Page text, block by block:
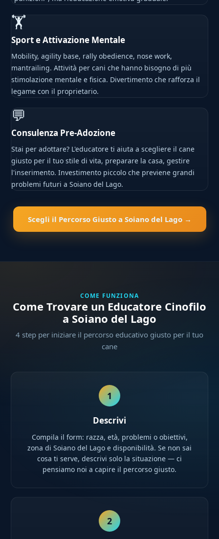
🏋
Sport e Attivazione Mentale
Mobility, agility base, rally obedience, nose work,
mantrailing. Attività per cani che hanno bisogno di più
stimolazione mentale e fisica. Divertimento che rafforza il
legame con il proprietario.
💬
Consulenza Pre-Adozione
Stai per adottare? L'educatore ti aiuta a scegliere il cane
giusto per il tuo stile di vita, preparare la casa, gestire
l'inserimento. Investimento piccolo che previene grandi
problemi futuri a Soiano del Lago.
Scegli il Percorso Giusto a Soiano del Lago →
COME FUNZIONA
Come Trovare un Educatore Cinofilo
a Soiano del Lago
4 step per iniziare il percorso educativo giusto per il tuo
cane
1
Descrivi
Compila il form: razza, età, problemi o obiettivi,
zona di Soiano del Lago e disponibilità. Se non sai
cosa ti serve, descrivi solo la situazione — ci
pensiamo noi a capire il percorso giusto.
2